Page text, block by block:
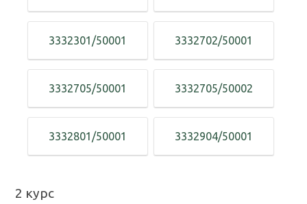
3332301/50001 3332702/50001
3332705/50001 3332705/50002
3332801/50001 3332904/50001
2 курс